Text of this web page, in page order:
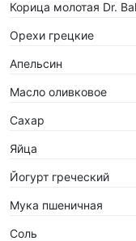
Корица молотая Dr.
Орехи грецкие
Апельсин
Масло оливковое
Сахар
Яйца
Йогурт греческий
Мука пшеничная
Соль